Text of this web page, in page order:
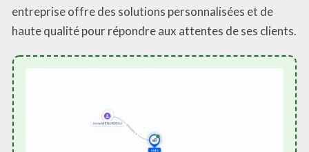
entreprise offre des solutions personnalisées et de
haute qualité pour répondre aux attentes de ses clients.